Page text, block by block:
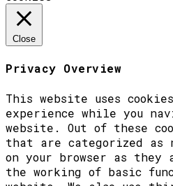
Close
Privacy Overview
This website uses
experience while you
website. Out of these
that are categorized as
on your browser as
the working of basic